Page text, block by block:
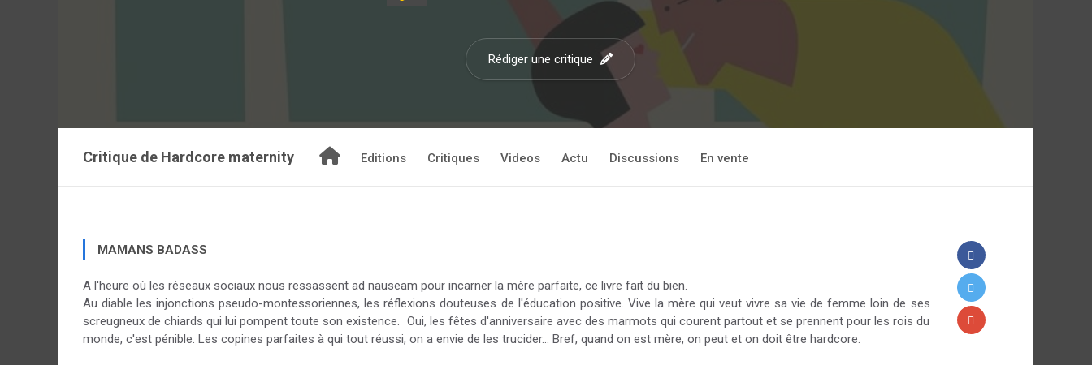
Rédiger une critique
Critique de Hardcore maternity Editions Critiques Videos Actu Discussions En vente
MAMANS BADASS
A l'heure où les réseaux sociaux nous ressassent ad nauseam pour incarner la mère parfaite, ce livre fait du bien.
Au diable les injonctions pseudo-montessoriennes, les réflexions douteuses de l'éducation positive. Vive la mère qui veut vivre sa vie de femme loin de ses
screugneux de chiards qui lui pompent toute son existence. Oui, les fêtes d'anniversaire avec des marmots qui courent partout et se prennent pour les rois du
monde, c'est pénible. Les copines parfaites à qui tout réussi, on a envie de les trucider... Bref, quand on est mère, on peut et on doit être hardcore.